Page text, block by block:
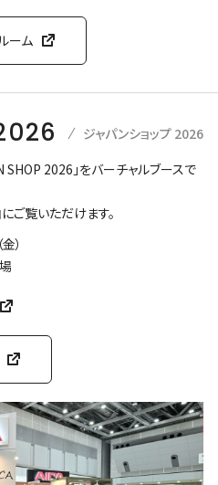
ーム
ジャパンショップ 2026
2026」をバーチャルブースで
ご覧いただけます。
）